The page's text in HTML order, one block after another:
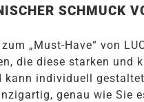
SCHMUCK
„Must-Have“ von
die diese starken und
individuell
genau wie Sie